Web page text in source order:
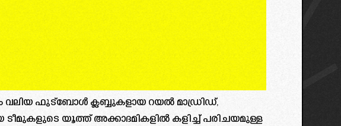
വലിയ ഫുട്ബോൾ ക്ലബ്ബുകളായ റയൽ മാഡ്രിഡ്,
യൂത്ത് അക്കാദമികളിൽ കളിച്ച് പരിചയമുള്ള